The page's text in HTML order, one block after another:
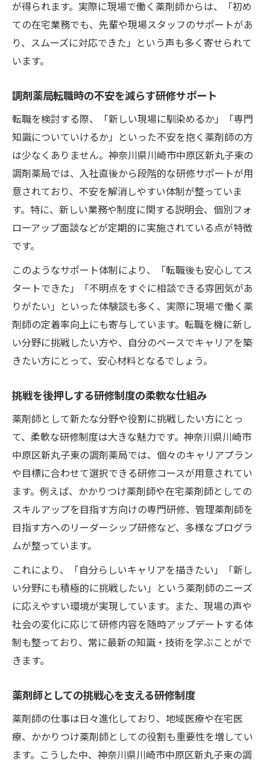
が得られます。実際に現場で働く薬剤師からは、「初め
ての在宅業務でも、先輩や現場スタッフのサポートがあ
り、スムーズに対応できた」という声も多く寄せられて
います。
調剤薬局転職時の不安を減らす研修サポート
転職を検討する際、「新しい現場に馴染めるか」「専門
知識についていけるか」といった不安を抱く薬剤師の方
は少なくありません。神奈川県川崎市中原区新丸子東の
調剤薬局では、入社直後から段階的な研修サポートが用
意されており、不安を解消しやすい体制が整っていま
す。特に、新しい業務や制度に関する説明会、個別フォ
ローアップ面談などが定期的に実施されている点が特徴
です。
このようなサポート体制により、「転職後も安心してス
タートできた」「不明点をすぐに相談できる雰囲気があ
りがたい」といった体験談も多く、実際に現場で働く薬
剤師の定着率向上にも寄与しています。転職を機に新し
い分野に挑戦したい方や、自分のペースでキャリアを築
きたい方にとって、安心材料となるでしょう。
挑戦を後押しする研修制度の柔軟な仕組み
薬剤師として新たな分野や役割に挑戦したい方にとっ
て、柔軟な研修制度は大きな魅力です。神奈川県川崎市
中原区新丸子東の調剤薬局では、個々のキャリアプラン
や目標に合わせて選択できる研修コースが用意されてい
ます。例えば、かかりつけ薬剤師や在宅薬剤師としての
スキルアップを目指す方向けの専門研修、管理薬剤師を
目指す方へのリーダーシップ研修など、多様なプログラ
ムが整っています。
これにより、「自分らしいキャリアを描きたい」「新し
い分野にも積極的に挑戦したい」という薬剤師のニーズ
に応えやすい環境が実現しています。また、現場の声や
社会の変化に応じて研修内容を随時アップデートする体
制も整っており、常に最新の知識・技術を学ぶことがで
きます。
薬剤師としての挑戦心を支える研修制度
薬剤師の仕事は日々進化しており、地域医療や在宅医
療、かかりつけ薬剤師としての役割も重要性を増してい
ます。こうした中、神奈川県川崎市中原区新丸子東の調